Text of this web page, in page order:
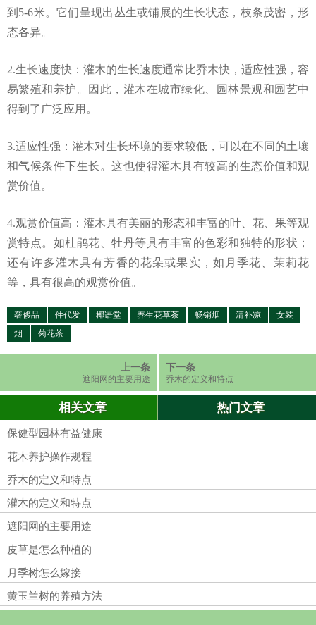
到5-6米。它们呈现出丛生或铺展的生长状态，枝条茂密，形
态各异。
2.生长速度快：灌木的生长速度通常比乔木快，适应性强，容
易繁殖和养护。因此，灌木在城市绿化、园林景观和园艺中
得到了广泛应用。
3.适应性强：灌木对生长环境的要求较低，可以在不同的土壤
和气候条件下生长。这也使得灌木具有较高的生态价值和观
赏价值。
4.观赏价值高：灌木具有美丽的形态和丰富的叶、花、果等观
赏特点。如杜鹃花、牡丹等具有丰富的色彩和独特的形状；
还有许多灌木具有芳香的花朵或果实，如月季花、茉莉花
等，具有很高的观赏价值。
奢侈品 件代发 椰语堂 养生花草茶 畅销烟 清补凉
女装
烟
菊花茶
上一条
遮阳网的主要用途
下一条
乔木的定义和特点
相关文章 热门文章
保健型园林有益健康
花木养护操作规程
乔木的定义和特点
灌木的定义和特点
遮阳网的主要用途
皮草是怎么种植的
月季树怎么嫁接
黄玉兰树的养殖方法